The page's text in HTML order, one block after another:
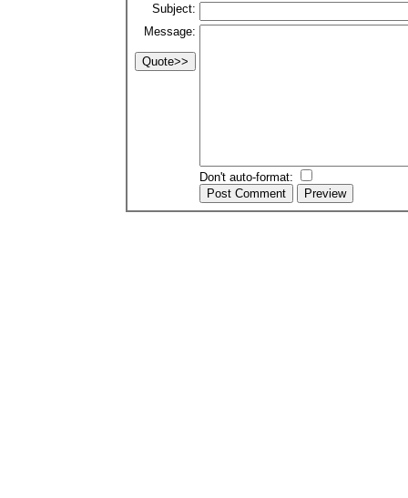
Subject:
Message:
Don't auto-format: